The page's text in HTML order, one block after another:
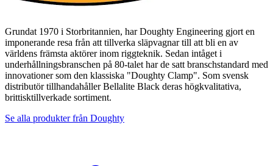
Grundat 1970 i Storbritannien, har Doughty Engineering gjort en
imponerande resa från att tillverka släpvagnar till att bli en av
världens främsta aktörer inom riggteknik. Sedan intåget i
underhållningsbranschen på 80-talet har de satt branschstandard med
innovationer som den klassiska "Doughty Clamp". Som svensk
distributör tillhandahåller Bellalite Black deras högkvalitativa,
brittisktillverkade sortiment.
Se alla produkter från Doughty